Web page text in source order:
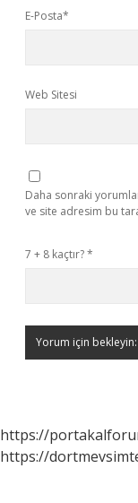
E-Posta*
Web Sitesi
Daha sonraki
ve site adresim bu
7 + 8 kaçtır?*
https://
https://